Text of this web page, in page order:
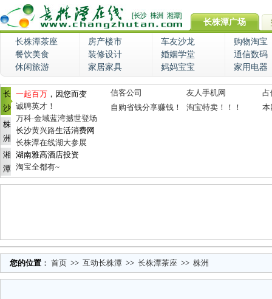
长株潭广场
长株潭茶座 房产楼市 车友沙龙
购物淘宝
餐饮美食
装修设计 婚姻学堂
通信数码
休闲旅游
家居家具 妈妈宝宝 家用电器
长
沙
株
洲
湘
潭
一起百万 ，因您而变
诚聘英才！
万科·金域蓝湾撼世登场
长沙黄兴路生活消费网
长株潭在线湖大参展
湖南雅高酒店投资
淘宝全都有~
信客公司 友人手机网
占
自购省钱分享赚钱！
淘宝特卖！！！ 本
您的位置 ： 首页 >> 互动长株潭 >> 长株潭茶座 >> 株洲